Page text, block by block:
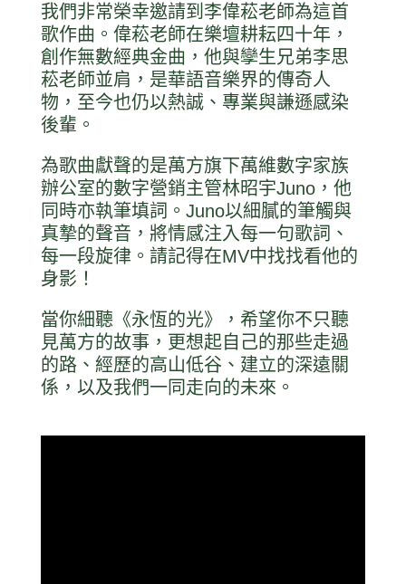
我們非常榮幸邀請到李偉菘老師為這首
歌作曲。偉菘老師在樂壇耕耘四十年，
創作無數經典金曲，他與孿生兄弟李思
菘老師並肩，是華語音樂界的傳奇人
物，至今也仍以熱誠、專業與謙遜感染
後輩。
為歌曲獻聲的是萬方旗下萬維數字家族
辦公室的數字營銷主管林昭宇Juno，他
同時亦執筆填詞。Juno以細膩的筆觸與
真摯的聲音，將情感注入每一句歌詞、
每一段旋律。請記得在MV中找找看他的
身影！
當你細聽《永恆的光》，希望你不只聽
見萬方的故事，更想起自己的那些走過
的路、經歷的高山低谷、建立的深遠關
係，以及我們一同走向的未來。